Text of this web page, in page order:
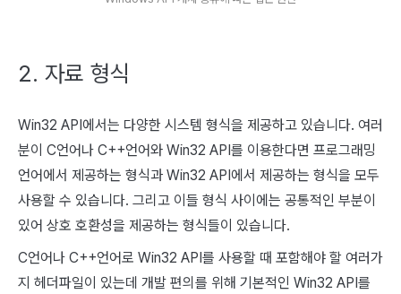
2. 자료 형식
Win32 API에서는 다양한 시스템 형식을 제공하고 있습니다. 여러
분이 C언어나 C++언어와 Win32 API를 이용한다면 프로그래밍
언어에서 제공하는 형식과 Win32 API에서 제공하는 형식을 모두
사용할 수 있습니다. 그리고 이들 형식 사이에는 공통적인 부분이
있어 상호 호환성을 제공하는 형식들이 있습니다.
C언어나 C++언어로 Win32 API를 사용할 때 포함해야 할 여러가
지 헤더파일이 있는데 개발 편의를 위해 기본적인 Win32 API를